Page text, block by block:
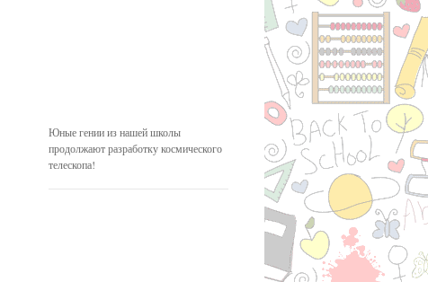
Юные гении из нашей школы
продолжают разработку космического
телескопа!